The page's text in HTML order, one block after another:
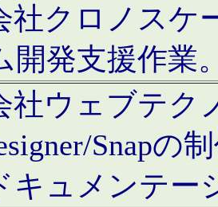
社クロノスケ
開発支援作業
社ウェブテク
Snapの
キュメンテー